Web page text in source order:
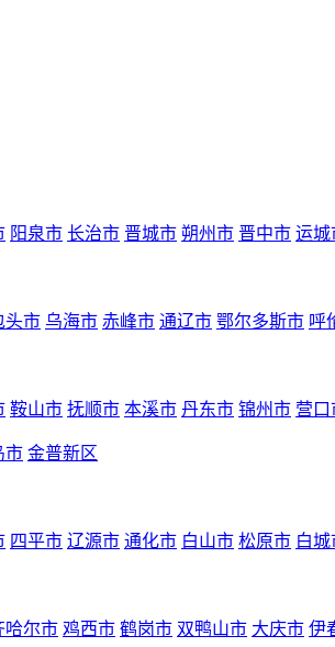
阳泉市 长治市 晋城市 朔州市 晋中市 运城
头市 乌海市 赤峰市 通辽市 鄂尔多斯市 呼
鞍山市 抚顺市 本溪市 丹东市 锦州市 营口
市 金普新区
四平市 辽源市 通化市 白山市 松原市 白城
哈尔市 鸡西市 鹤岗市 双鸭山市 大庆市 伊